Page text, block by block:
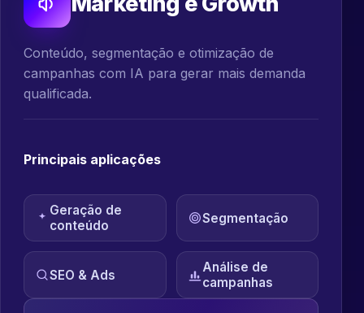
Conteúdo, segmentação e otimização de
campanhas com IA para gerar mais demanda
qualificada.
Principais aplicações
Geração de
conteúdo
Segmentação
SEO & Ads
Análise de
campanhas